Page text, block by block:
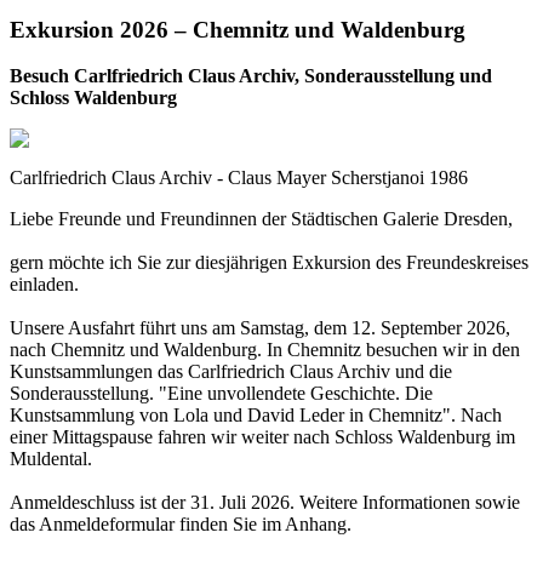
Exkursion 2026 – Chemnitz und Waldenburg
Besuch Carlfriedrich Claus Archiv, Sonderausstellung und
Schloss Waldenburg
Carlfriedrich Claus Archiv - Claus Mayer Scherstjanoi 1986
Liebe Freunde und Freundinnen der Städtischen Galerie Dresden,
gern möchte ich Sie zur diesjährigen Exkursion des Freundeskreises
einladen.
Unsere Ausfahrt führt uns am Samstag, dem 12. September 2026,
nach Chemnitz und Waldenburg. In Chemnitz besuchen wir in den
Kunstsammlungen das Carlfriedrich Claus Archiv und die
Sonderausstellung. "Eine unvollendete Geschichte. Die
Kunstsammlung von Lola und David Leder in Chemnitz". Nach
einer Mittagspause fahren wir weiter nach Schloss Waldenburg im
Muldental.
Anmeldeschluss ist der 31. Juli 2026. Weitere Informationen sowie
das Anmeldeformular finden Sie im Anhang.